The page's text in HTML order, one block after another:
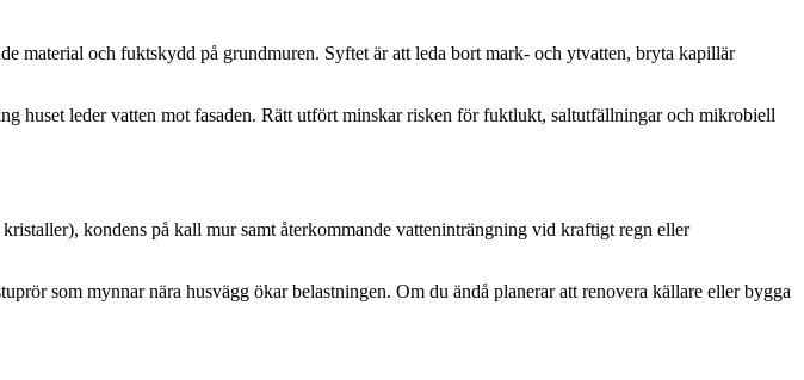
material och fuktskydd på grundmuren. Syftet är att leda bort mark- och ytvatten, bryta kapillär
huset leder vatten mot fasaden. Rätt utfört minskar risken för fuktlukt, saltutfällningar och mikrobiell
kondens på kall mur samt återkommande vatteninträngning vid kraftigt regn eller
som mynnar nära husvägg ökar belastningen. Om du ändå planerar att renovera källare eller bygga